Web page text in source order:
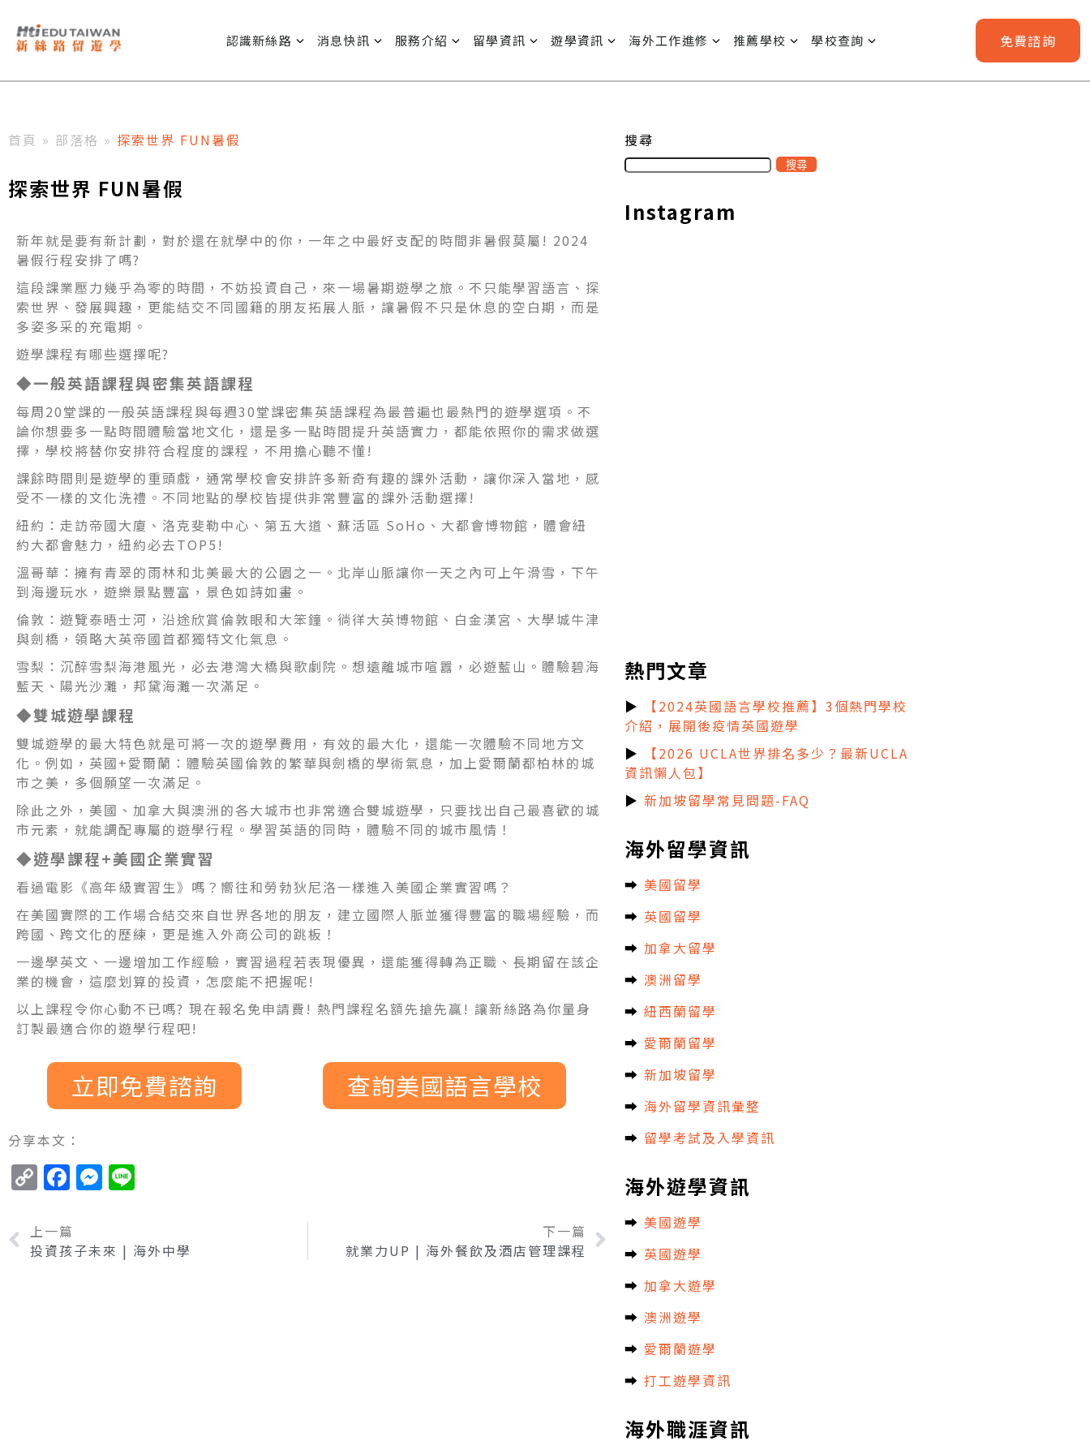
認識新絲路 消息快訊 服務介紹 留學資訊 遊學資訊 海外工作進修 推薦學校 學校查詢 免費諮詢
首頁 » 部落格 » 探索世界 FUN暑假
探索世界 FUN暑假
新年就是要有新計劃，對於還在就學中的你，一年之中最好支配的時間非暑假莫屬! 2024
暑假行程安排了嗎?
這段課業壓力幾乎為零的時間，不妨投資自己，來一場暑期遊學之旅。不只能學習語言、探
索世界、發展興趣，更能結交不同國籍的朋友拓展人脈，讓暑假不只是休息的空白期，而是
多姿多采的充電期。
遊學課程有哪些選擇呢?
◆一般英語課程與密集英語課程
每周20堂課的一般英語課程與每週30堂課密集英語課程為最普遍也最熱門的遊學選項。不
論你想要多一點時間體驗當地文化，還是多一點時間提升英語實力，都能依照你的需求做選
擇，學校將替你安排符合程度的課程，不用擔心聽不懂!
課餘時間則是遊學的重頭戲，通常學校會安排許多新奇有趣的課外活動，讓你深入當地，感
受不一樣的文化洗禮。不同地點的學校皆提供非常豐富的課外活動選擇!
紐約：走訪帝國大廈、洛克斐勒中心、第五大道、蘇活區 SoHo、大都會博物館，體會紐
約大都會魅力，紐約必去TOP5!
溫哥華：擁有青翠的雨林和北美最大的公園之一。北岸山脈讓你一天之內可上午滑雪，下午
到海邊玩水，遊樂景點豐富，景色如詩如畫。
倫敦：遊覽泰晤士河，沿途欣賞倫敦眼和大笨鐘。徜徉大英博物館、白金漢宮、大學城牛津
與劍橋，領略大英帝國首都獨特文化氣息。
雪梨：沉醉雪梨海港風光，必去港灣大橋與歌劇院。想遠離城市喧囂，必遊藍山。體驗碧海
藍天、陽光沙灘，邦黛海灘一次滿足。
◆雙城遊學課程
雙城遊學的最大特色就是可將一次的遊學費用，有效的最大化，還能一次體驗不同地方文
化。例如，英國+愛爾蘭：體驗英國倫敦的繁華與劍橋的學術氣息，加上愛爾蘭都柏林的城
市之美，多個願望一次滿足。
除此之外，美國、加拿大與澳洲的各大城市也非常適合雙城遊學，只要找出自己最喜歡的城
市元素，就能調配專屬的遊學行程。學習英語的同時，體驗不同的城市風情！
◆遊學課程+美國企業實習
看過電影《高年級實習生》嗎？嚮往和勞勃狄尼洛一樣進入美國企業實習嗎？
在美國實際的工作場合結交來自世界各地的朋友，建立國際人脈並獲得豐富的職場經驗，而
跨國、跨文化的歷練，更是進入外商公司的跳板！
一邊學英文、一邊增加工作經驗，實習過程若表現優異，還能獲得轉為正職、長期留在該企
業的機會，這麼划算的投資，怎麼能不把握呢!
以上課程令你心動不已嗎? 現在報名免申請費! 熱門課程名額先搶先贏! 讓新絲路為你量身
訂製最適合你的遊學行程吧!
立即免費諮詢 查詢美國語言學校
分享本文：
Copy
Link
Facebook
Messenger
上一篇
投資孩子未來 | 海外中學
下一篇
就業力UP | 海外餐飲及酒店管理課程
搜尋
搜尋
Instagram
熱門文章
▶
【2024英國語言學校推薦】3個熱門學校
介紹，展開後疫情英國遊學
▶
【2026 UCLA世界排名多少？最新UCLA
資訊懶人包】
▶ 新加坡留學常見問題-FAQ
海外留學資訊
➡︎ 美國留學
➡︎ 英國留學
➡︎ 加拿大留學
➡︎ 澳洲留學
➡︎ 紐西蘭留學
➡︎ 愛爾蘭留學
➡︎ 新加坡留學
➡︎ 海外留學資訊彙整
➡︎ 留學考試及入學資訊
海外遊學資訊
➡︎ 美國遊學
➡︎ 英國遊學
➡︎ 加拿大遊學
➡︎ 澳洲遊學
➡︎ 愛爾蘭遊學
➡︎ 打工遊學資訊
海外職涯資訊